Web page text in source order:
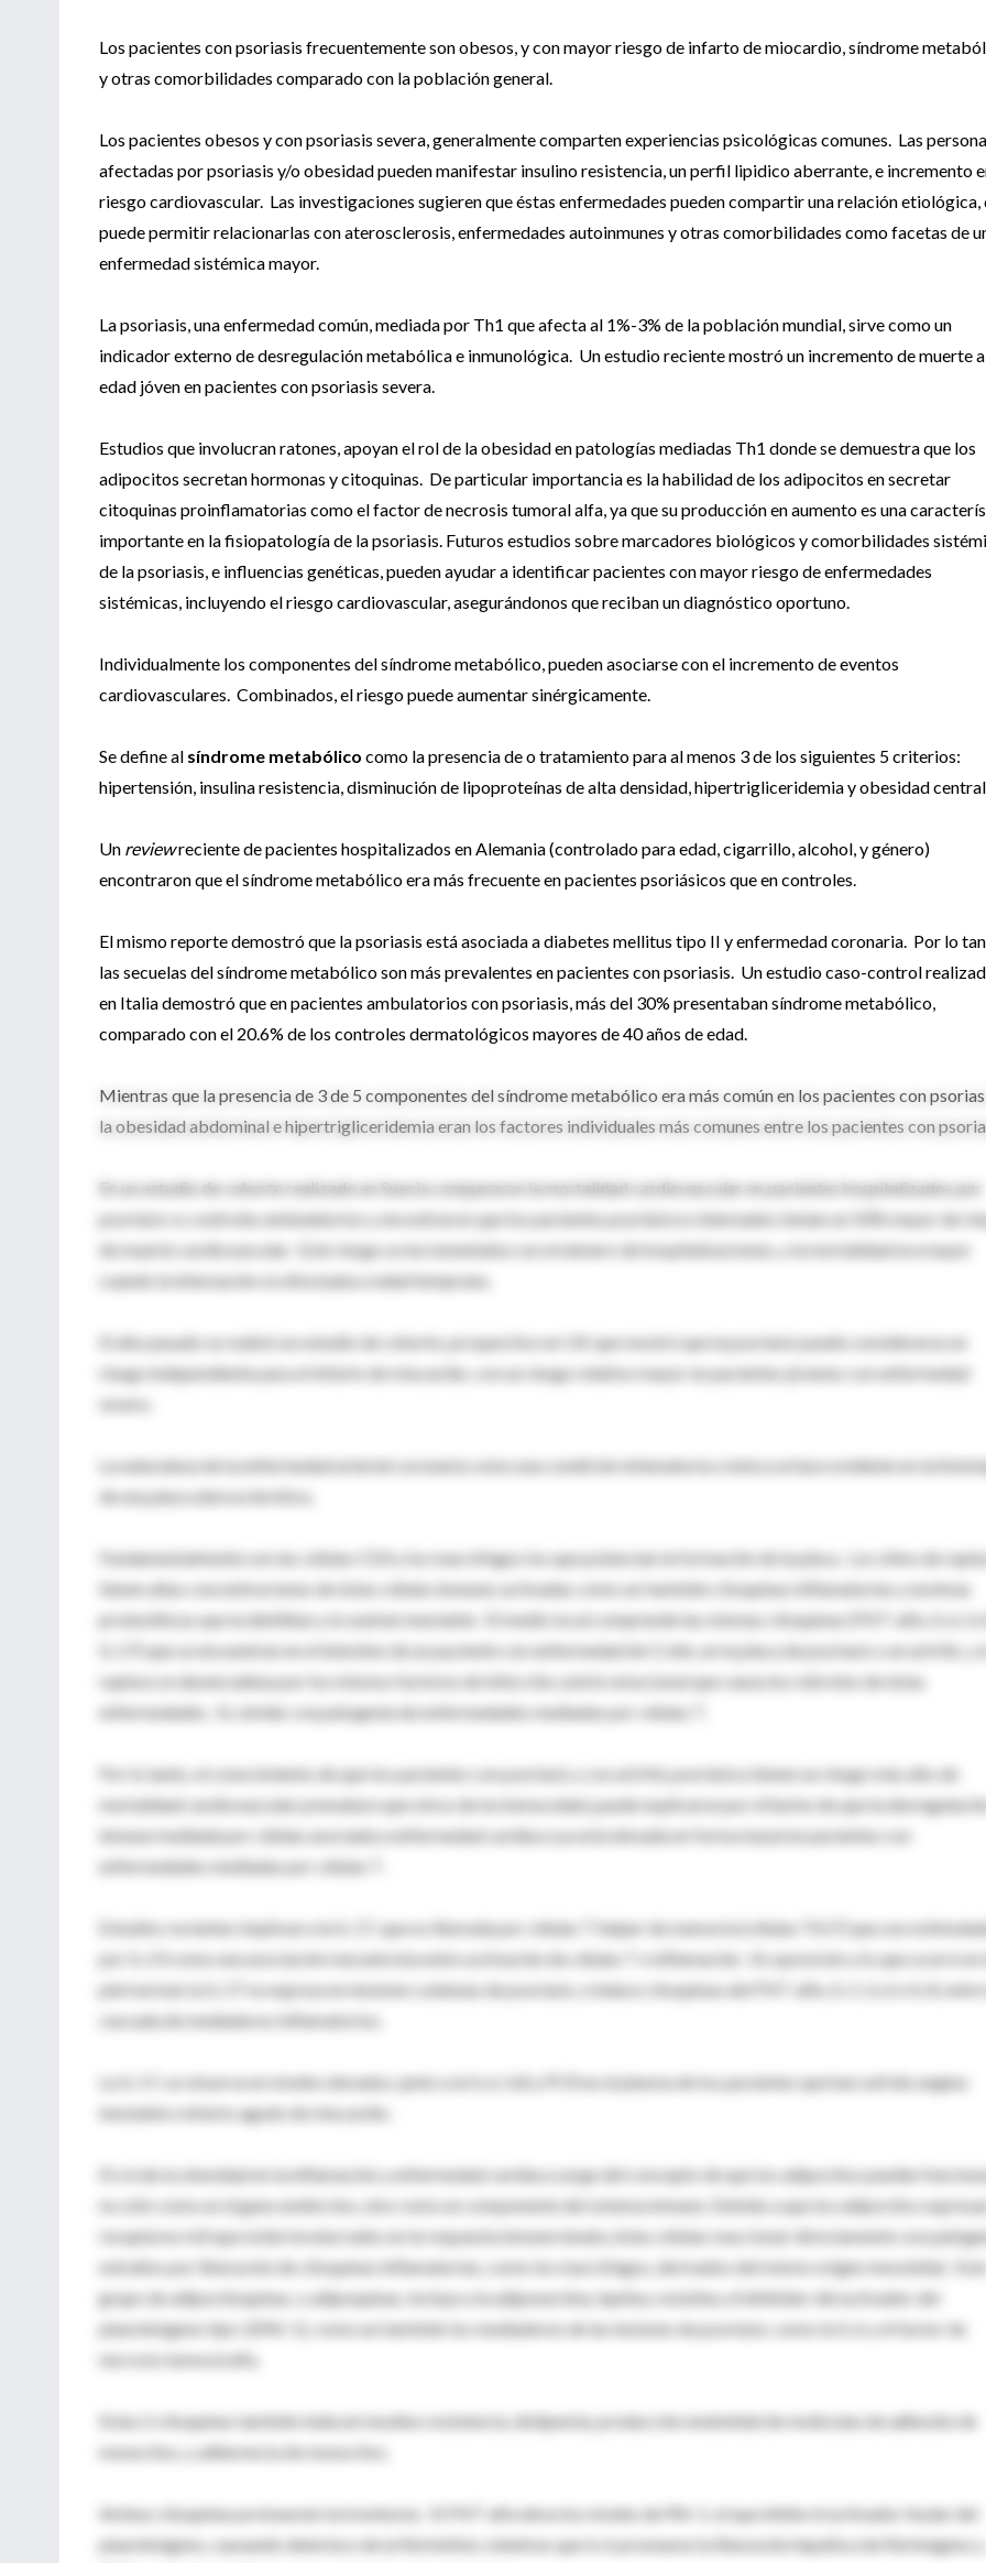
Los pacientes con psoriasis frecuentemente son obesos, y con mayor riesgo de infarto de miocardio, síndrome
y otras comorbilidades comparado con la población general.
Los pacientes obesos y con psoriasis severa, generalmente comparten experiencias psicológicas comunes. Las
afectadas por psoriasis y/o obesidad pueden manifestar insulino resistencia, un perfil lipidico aberrante, e incremento
riesgo cardiovascular. Las investigaciones sugieren que éstas enfermedades pueden compartir una relación etiológica,
puede permitir relacionarlas con aterosclerosis, enfermedades autoinmunes y otras comorbilidades como facetas de
enfermedad sistémica mayor.
La psoriasis, una enfermedad común, mediada por Th1 que afecta al 1%-3% de la población mundial, sirve como un
indicador externo de desregulación metabólica e inmunológica. Un estudio reciente mostró un incremento de muerte a
edad jóven en pacientes con psoriasis severa.
Estudios que involucran ratones, apoyan el rol de la obesidad en patologías mediadas Th1 donde se demuestra que los
adipocitos secretan hormonas y citoquinas. De particular importancia es la habilidad de los adipocitos en secretar
citoquinas proinflamatorias como el factor de necrosis tumoral alfa, ya que su producción en aumento es una
importante en la fisiopatología de la psoriasis. Futuros estudios sobre marcadores biológicos y comorbilidades
de la psoriasis, e influencias genéticas, pueden ayudar a identificar pacientes con mayor riesgo de enfermedades
sistémicas, incluyendo el riesgo cardiovascular, asegurándonos que reciban un diagnóstico oportuno.
Individualmente los componentes del síndrome metabólico, pueden asociarse con el incremento de eventos
cardiovasculares. Combinados, el riesgo puede aumentar sinérgicamente.
Se define al síndrome metabólico como la presencia de o tratamiento para al menos 3 de los siguientes 5 criterios:
hipertensión, insulina resistencia, disminución de lipoproteínas de alta densidad, hipertrigliceridemia y obesidad
Un reviewreciente de pacientes hospitalizados en Alemania (controlado para edad, cigarrillo, alcohol, y género)
encontraron que el síndrome metabólico era más frecuente en pacientes psoriásicos que en controles.
El mismo reporte demostró que la psoriasis está asociada a diabetes mellitus tipo II y enfermedad coronaria. Por lo
las secuelas del síndrome metabólico son más prevalentes en pacientes con psoriasis. Un estudio caso-control
en Italia demostró que en pacientes ambulatorios con psoriasis, más del 30% presentaban síndrome metabólico,
comparado con el 20.6% de los controles dermatológicos mayores de 40 años de edad.
Mientras que la presencia de 3 de 5 componentes del síndrome metabólico era más común en los pacientes con
la obesidad abdominal e hipertrigliceridemia eran los factores individuales más comunes entre los pacientes con
En un estudio de cohorte realizado en Suecia compararon la mortalidad cardiovascular en pacientes hospitalizados por
psoriasis vs controles ambulatorios y encontraron que los pacientes psoriásicos internados tenían un 50% mayor de
de muerte cardiovascular. Este riesgo se incrementaba con el número de hospitalizaciones, y la mortalidad era mayor
cuando la internación se efectuaba a edad temprana.
El año pasado se realizó un estudio de cohorte, prospectivo en UK que mostró que la psoriasis puede considerarse un
riesgo independiente para el infarto de miocardio, con un riesgo relativo mayor en pacientes jóvenes con enfermedad
severa.
La naturaleza de la enfermedad arterial coronaria como una condición infamatoria crónica se hace evidente en la
de una placa aterosclerótica.
Fundamentalmente son las células CD4 y los macrófagos los que potencian la formación de la placa. Los sitios de
tienen altas concentraciones de éstas células inmunes activadas como así también citoquinas inflamatorias y enzimas
proteolíticas que la debilitan y la vuelven inestable. El medio local comprende las mismas citoquinas (FNT-alfa, IL-6,
IL-17) que se encuentran en el intestino de un paciente con enfermedad de Crohn, en la placa de psoriasis o en artritis, y
ruptura se desencadena por los mismos factores de infección, estrés emocional que causa los rebrotes de éstas
enfermedades. Es similar a la patogenia de enfermedades mediadas por células T.
Por lo tanto, el conocimiento de que los pacientes con psoriasis y con artritis psoriásica tienen un riesgo más alto de
mortalidad cardiovascular prematura que otros de la misma edad, puede explicarse por el hecho de que la
inmune mediada por células asociada a enfermedad cardíaca ya está elevada en forma basal en pacientes con
enfermedades mediadas por células T.
Estudios recientes implican a la IL-17, que es liberada por células T helper de memoria (células Th17) que son
por IL-23 como una asociación mecanicista entre activación de células T e inflamación. En oposición a lo que ocurre en
piel normal, la IL-17 se expresa en lesiones cutáneas de psoriasis, e induce citoquinas del FNT-alfa, IL-1, IL-6 e IL-8,
cascada de mediadores inflamatorios.
La IL-17, se observa en niveles elevados, junto a la IL-6, IL8 y PCR en el plasma de los pacientes que han sufrido angina
inestable e infarto agudo de miocardio.
El rol de la obesidad en la inflamación y enfermedad cardiaca surge del concepto de que los adipocitos pueden
no sólo como un órgano endócrino, sino como un componente del sistema inmune. Debido a que los adipocitos
receptores toll que están involucrados en la respuesta inmune innata, éstas células reaccionar directamente con
extraños por liberación de citoquinas inflamatorias, como los macrófagos, derivados del mismo origen mesotelial.
grupo de adipocitoquinas, o adipoquinas, incluye a la adiponectina, leptina, resistina, el inhibidor del activador del
plasminógeno tipo 1(PAI-1), como así también los mediadores de las lesiones de psoriasis, como la IL-6 y el factor de
necrosis tumoral alfa.
Estas 2 citoquinas también inducen insulino resistencia, dislipemia, producción endotelial de moléculas de adhesión de
monocitos, y adherencia de monocitos.
Ambas citoquinas promueven la trombosis. El FNT alfa eleva los niveles de PAI-1, el que inhibe el activador tisular del
plasminógeno, causando deterioro de la fibrinólisis, mientras que IL-6 promueve la liberación hepática de fibrinógeno y